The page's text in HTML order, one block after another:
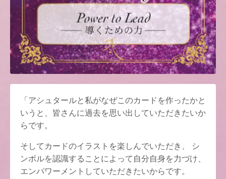
「アシュタールと私がなぜこのカードを作ったかと
いうと、皆さんに過去を思い出していただきたいか
らです。
そしてカードのイラストを楽しんでいただき、 シ
ンボルを認識することによって自分自身を力づけ、
エンパワーメントしていただきたいからです。